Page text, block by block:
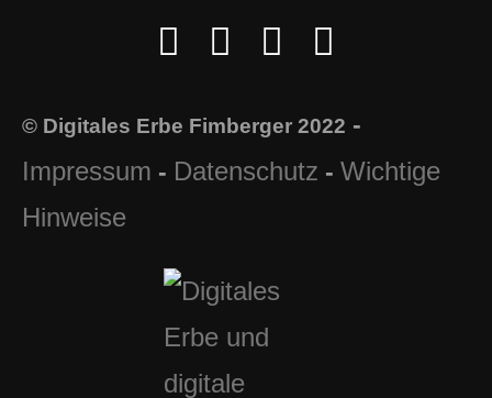
© Digitales Erbe Fimberger 2022 -
Impressum - Datenschutz - Wichtige
Hinweise